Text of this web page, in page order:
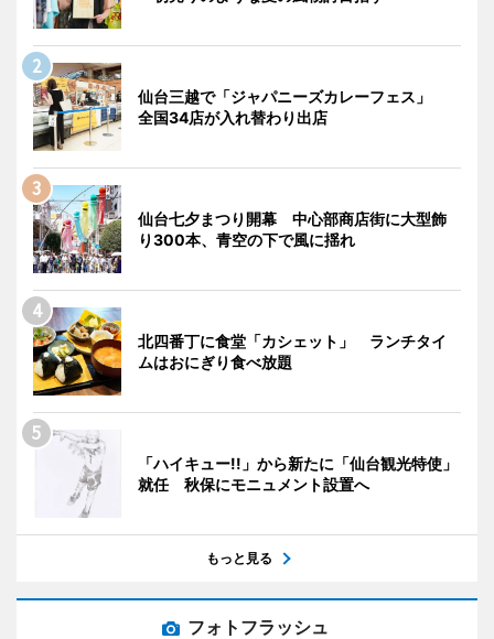
仙台三越で「ジャパニーズカレーフェス」
全国34店が入れ替わり出店
仙台七夕まつり開幕 中心部商店街に大型飾
り300本、青空の下で風に揺れ
北四番丁に食堂「カシェット」 ランチタイ
ムはおにぎり食べ放題
「ハイキュー!!」から新たに「仙台観光特使」
就任 秋保にモニュメント設置へ
もっと見る
フォトフラッシュ